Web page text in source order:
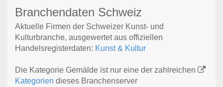
Branchendaten Schweiz
Aktuelle Firmen der Schweizer Kunst- und
Kulturbranche, ausgewertet aus offiziellen
Handelsregisterdaten: Kunst & Kultur
Die Kategorie Gemälde ist nur eine der zahlreichen
Kategorien dieses Branchenserver